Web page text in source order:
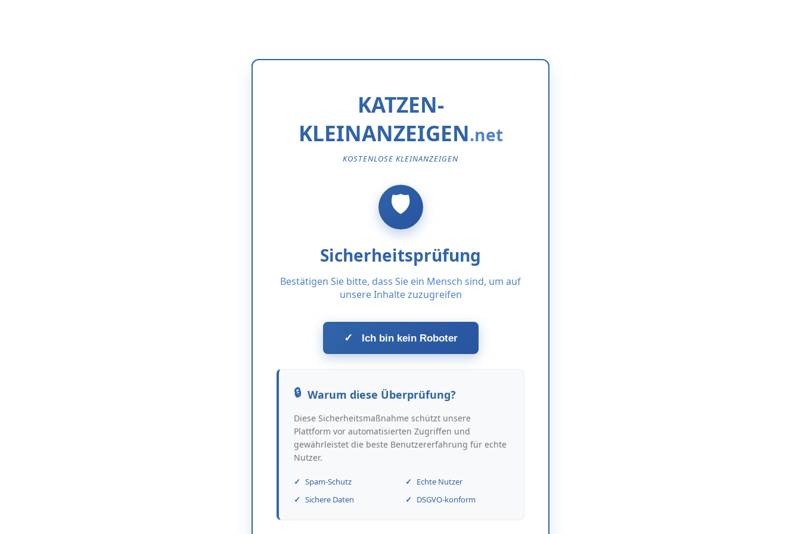
KATZEN-
KLEINANZEIGEN
KOSTENLOSE KLEINANZEIGEN
Sicherheitsprüfung
Bestätigen Sie bitte, dass Sie ein Mensch sind, um auf
unsere Inhalte zuzugreifen
✓ Ich bin kein Roboter
Warum diese Überprüfung?
Diese Sicherheitsmaßnahme schützt unsere
Plattform vor automatisierten Zugriffen und
gewährleistet die beste Benutzererfahrung für echte
Nutzer.
Spam-Schutz
Echte Nutzer
Sichere Daten
DSGVO-konform